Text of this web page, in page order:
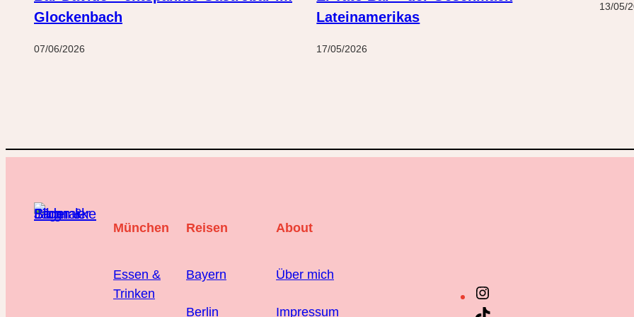
Glockenbach
07/06/2026
Lateinamerikas
17/05/2026
13/05/
München
Essen &
Trinken
Reisen
Bayern
Berlin
About
Über mich
Impressum